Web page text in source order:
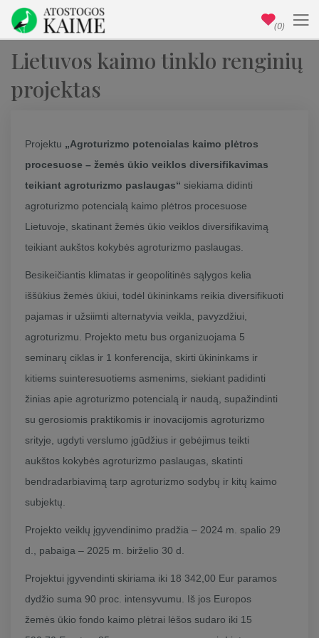
Lietuvos kaimo tinklo renginių
projektas
Projektu „Agroturizmo potencialas kaimo plėtros
procesuose – žemės ūkio veiklos diversifikavimas
teikiant agroturizmo paslaugas“ siekiama didinti
agroturizmo potencialą kaimo plėtros procesuose
Lietuvoje, skatinant žemės ūkio veiklos diversifikavimą
teikiant aukštos kokybės agroturizmo paslaugas.
Besikeičiantis klimatas ir geopolitinės sąlygos kelia
iššūkius žemės ūkiui, todėl ūkininkams reikia diversifikuoti
pajamas ir užsiimti alternatyvia veikla, pavyzdžiui,
agroturizmu. Projekto metu bus organizuojama 5
seminarų ciklas ir 1 konferencija, skirti ūkininkams ir
kitiems suinteresuotiems asmenims, siekiant padidinti
žinias apie agroturizmo potencialą ir naudą, supažindinti
su gerosiomis praktikomis ir inovacijomis agroturizmo
srityje, ugdyti verslumo įgūdžius ir gebėjimus teikti
aukštos kokybės agroturizmo paslaugas, skatinti
bendradarbiavimą tarp agroturizmo sodybų ir kitų kaimo
subjektų.
Projekto veiklų įgyvendinimo pradžia – 2024 m. spalio 29
d., pabaiga – 2025 m. birželio 30 d.
Projektui įgyvendinti skiriama iki 18 342,00 Eur paramos
dydžio suma 90 proc. intensyvumu. Iš jos Europos
žemės ūkio fondo kaimo plėtrai lėšos sudaro iki 15
(0)